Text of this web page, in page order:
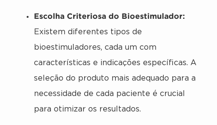
Escolha Criteriosa do Bioestimulador:
Existem diferentes tipos de
bioestimuladores, cada um com
características e indicações específicas. A
seleção do produto mais adequado para a
necessidade de cada paciente é crucial
para otimizar os resultados.